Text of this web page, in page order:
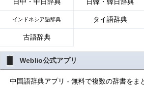
インドネシア語辞典 タイ語辞典
古語辞典
Weblio公式アプリ
中国語辞典アプリ - 無料で複数の辞書をま